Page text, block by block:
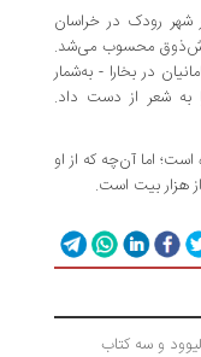
(ع) در شهر رودک در خراسان
خوش‌ذوق محسوب می‌شد.
در بخارا - به‌شمار
به شعر از دست داد.
اما آن‌چه که از او
هزار بیت است.